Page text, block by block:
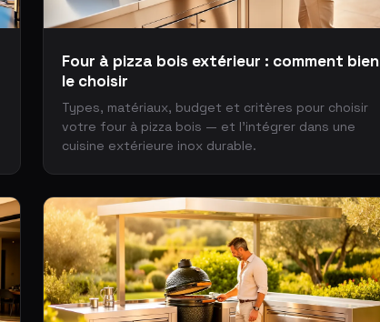
Four à pizza bois extérieur : comment bien
le choisir
Types, matériaux, budget et critères pour choisir
votre four à pizza bois — et l'intégrer dans une
cuisine extérieure inox durable.